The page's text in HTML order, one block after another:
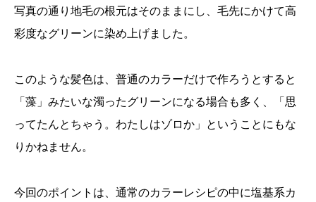
写真の通り地毛の根元はそのままにし、毛先にかけて高
彩度なグリーンに染め上げました。
このような髪色は、普通のカラーだけで作ろうとすると
「藻」みたいな濁ったグリーンになる場合も多く、「思
ってたんとちゃう。わたしはゾロか」ということにもな
りかねません。
今回のポイントは、通常のカラーレシピの中に塩基系カ